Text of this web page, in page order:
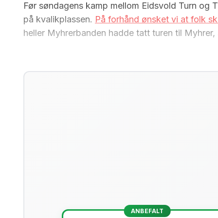
Før søndagens kamp mellom Eidsvold Turn og
på kvalikplassen. På forhånd ønsket vi at folk
heller Myhrerbanden hadde tatt turen til
ANBEFALT